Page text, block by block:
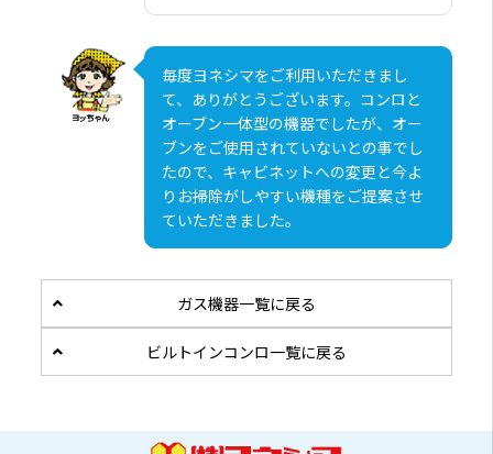
毎度ヨネシマをご利用いただきまし
て、ありがとうございます。コンロと
オーブン一体型の機器でしたが、オー
ブンをご使用されていないとの事でし
たので、キャビネットへの変更と今よ
りお掃除がしやすい機種をご提案させ
ていただきました。
ガス機器一覧に戻る
ビルトインコンロ一覧に戻る